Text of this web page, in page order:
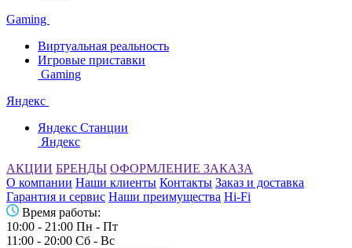
Gaming
Виртуальная реальность
Игровые приставки
Gaming
Яндекс
Яндекс Станции
Яндекс
АКЦИИ БРЕНДЫ ОФОРМЛЕНИЕ ЗАКАЗА
О компании Наши клиенты Контакты Заказ и доставка
Гарантия и сервис Наши преимущества Hi-Fi
Время работы:
10:00 - 21:00 Пн - Пт
11:00 - 20:00 Сб - Вс